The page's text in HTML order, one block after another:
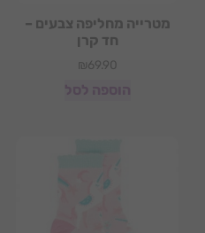
מטרייה מחליפה צבעים –
חד קרן
₪69.90